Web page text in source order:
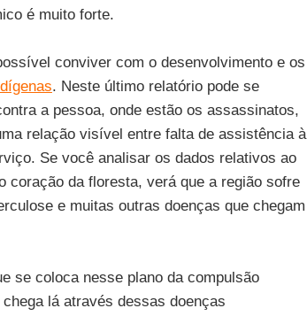
é muito forte.
conviver com o desenvolvimento e os
. Neste último relatório pode se
a pessoa, onde estão os assassinatos,
relação visível entre falta de assistência à
Se você analisar os dados relativos ao
coração da floresta, verá que a região sofre
e muitas outras doenças que chegam
se coloca nesse plano da compulsão
lá através dessas doenças